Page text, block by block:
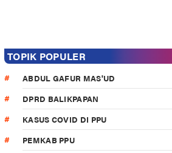
TOPIK POPULER
ABDUL GAFUR MAS'UD
DPRD BALIKPAPAN
KASUS COVID DI PPU
PEMKAB PPU